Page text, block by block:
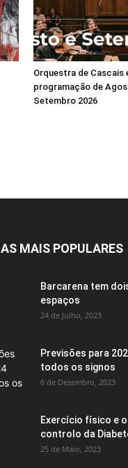
Orquestra de Cascais
programação de
Setembro 2026
MAIS POPULARES
Barcarena tem
espaços
24 de Julho, 2023
Previsões para
todos os signos
6 de Dezembro, 2023
Exercício físico e
controlo da
25 de Maio, 2023